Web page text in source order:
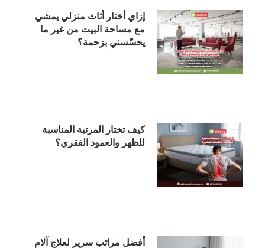
إزاي أختار أثاث منزلي يمشي
مع مساحة البيت من غير ما
يحسّسني بزحمة؟
كيف تختار المرتبة المناسبة
للظهر والعمود الفقري؟
أفضل مراتب سرير لعلاج آلام